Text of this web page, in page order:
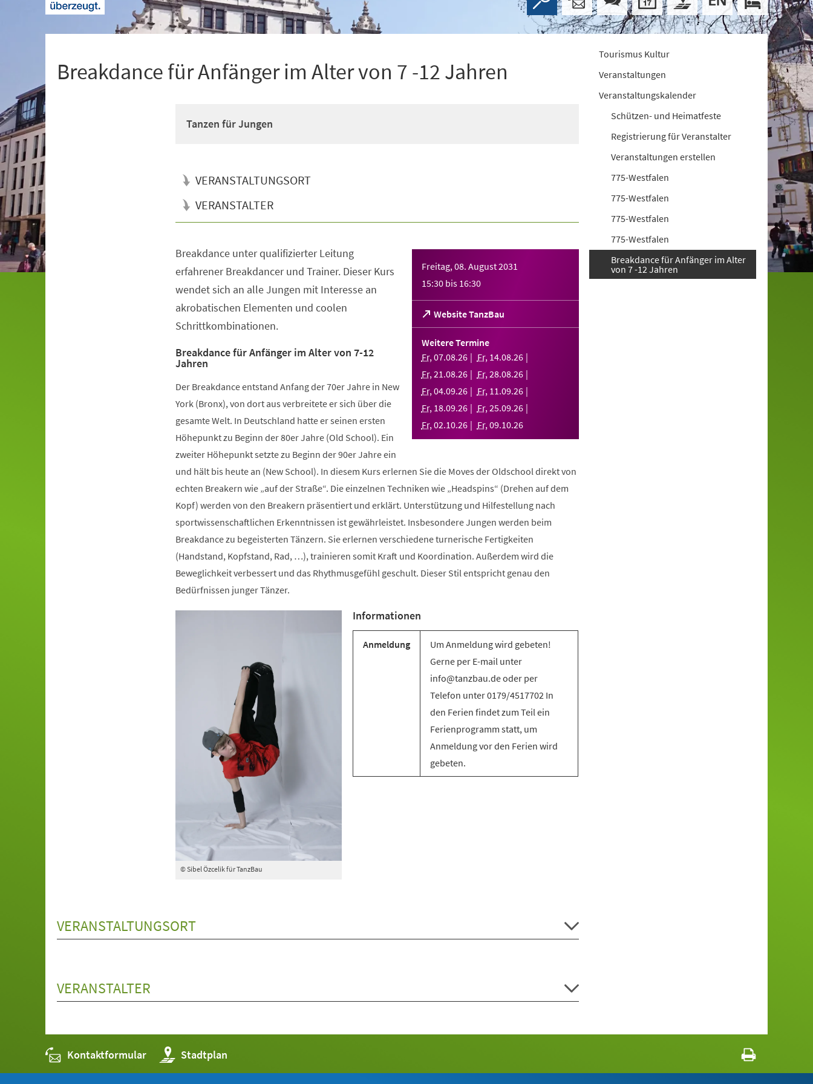
Breakdance für Anfänger im Alter von 7 -12 Jahren
Tanzen für Jungen
VERANSTALTUNGSORT
VERANSTALTER
Freitag, 08. August 2031
15:30 bis 16:30
Website TanzBau
(Öffnet
in
einem
Tab)
Weitere Termine
Fr,07.08.26 Fr, 14.08.26
Fr,21.08.26 Fr,28.08.26
Fr,04.09.26 Fr, 11.09.26
Fr, 18.09.26 Fr,25.09.26
Fr,02.10.26 Fr,09.10.26
Breakdance unter qualifizierter Leitung
erfahrener Breakdancer und Trainer. Dieser Kurs
wendet sich an alle Jungen mit Interesse an
akrobatischen Elementen und coolen
Schrittkombinationen.
Breakdance für Anfänger im Alter von 7-12
Jahren
Der Breakdance entstand Anfang der 70er Jahre in New
York (Bronx), von dort aus verbreitete er sich über die
gesamte Welt. In Deutschland hatte er seinen ersten
Höhepunkt zu Beginn der 80er Jahre (Old School). Ein
zweiter Höhepunkt setzte zu Beginn der 90er Jahre ein
und hält bis heute an (New School). In diesem Kurs erlernen Sie die Moves der Oldschool direkt von
echten Breakern wie „auf der Straße“. Die einzelnen Techniken wie „Headspins“ (Drehen auf dem
Kopf) werden von den Breakern präsentiert und erklärt. Unterstützung und Hilfestellung nach
sportwissenschaftlichen Erkenntnissen ist gewährleistet. Insbesondere Jungen werden beim
Breakdance zu begeisterten Tänzern. Sie erlernen verschiedene turnerische Fertigkeiten
(Handstand, Kopfstand, Rad, …), trainieren somit Kraft und Koordination. Außerdem wird die
Beweglichkeit verbessert und das Rhythmusgefühl geschult. Dieser Stil entspricht genau den
Bedürfnissen junger Tänzer.
© Sibel Özcelik für TanzBau
Informationen
Anmeldung
Um Anmeldung wird gebeten!
Gerne per E-mail unter
info@tanzbau.de oder per
Telefon unter 0179/4517702 In
den Ferien findet zum Teil ein
Ferienprogramm statt, um
Anmeldung vor den Ferien wird
gebeten.
VERANSTALTUNGSORT
VERANSTALTER
Tourismus Kultur
Veranstaltungen
Veranstaltungskalender
Schützen- und Heimatfeste
Registrierung für Veranstalter
Veranstaltungen erstellen
775-Westfalen
775-Westfalen
775-Westfalen
775-Westfalen
Breakdance für Anfänger im Alter
von 7 -12 Jahren
Kontaktformular Stadtplan
(Öffnet
in
einem